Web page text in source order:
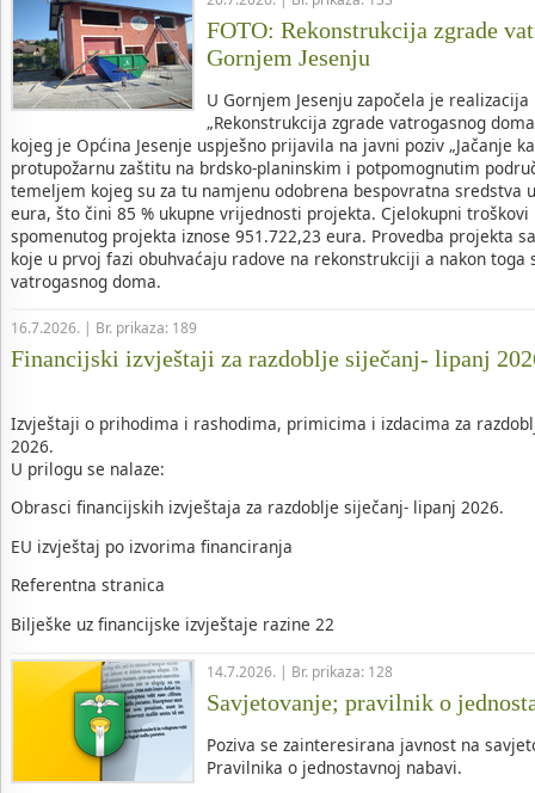
FOTO: Rekonstrukcija zgrade
Gornjem Jesenju
U Gornjem Jesenju započela je
„Rekonstrukcija zgrade vatrogasnog
kojeg je Općina Jesenje uspješno prijavila na javni poziv „Jačanje
protupožarnu zaštitu na brdsko-planinskim i potpomognutim
temeljem kojeg su za tu namjenu odobrena bespovratna sredstva
eura, što čini 85 % ukupne vrijednosti projekta. Cjelokupni
spomenutog projekta iznose 951.722,23 eura. Provedba projekta
koje u prvoj fazi obuhvaćaju radove na rekonstrukciji a nakon
vatrogasnog doma.
16.7.2026. | Br. prikaza: 189
Financijski izvještaji za razdoblje siječanj- lipanj
Izvještaji o prihodima i rashodima, primicima i izdacima za
2026.
U prilogu se nalaze:
Obrasci financijskih izvještaja za razdoblje siječanj- lipanj 2026.
EU izvještaj po izvorima financiranja
Referentna stranica
Bilješke uz financijske izvještaje razine 22
14.7.2026. | Br. prikaza: 128
Savjetovanje; pravilnik o
Poziva se zainteresirana javnost na
Pravilnika o jednostavnoj nabavi.